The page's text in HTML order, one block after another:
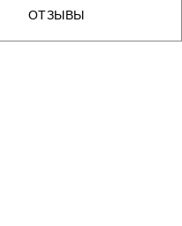
ОТЗЫВЫ